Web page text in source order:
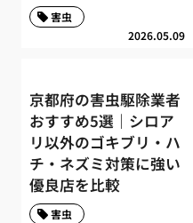
2026.05.09
害虫
京都府の害虫駆除業者
おすすめ5選｜シロア
リ以外のゴキブリ・ハ
チ・ネズミ対策に強い
優良店を比較
害虫